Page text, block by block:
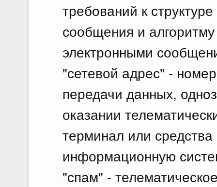
требований к
сообщения и
электронными
"сетевой адрес" -
передачи данных,
оказании
терминал или
информационную
"спам" -